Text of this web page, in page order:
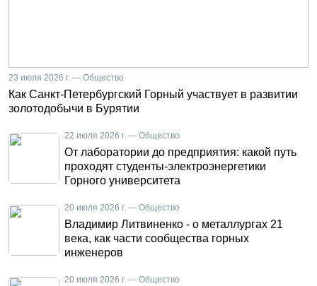
23 июля 2026 г. — Общество
Как Санкт-Петербургский Горный участвует в развитии
золотодобычи в Бурятии
22 июля 2026 г. — Общество
От лаборатории до предприятия: какой путь
проходят студенты-электроэнергетики
Горного университета
20 июля 2026 г. — Общество
Владимир Литвиненко - о металлургах 21
века, как части сообщества горных
инженеров
20 июля 2026 г. — Общество